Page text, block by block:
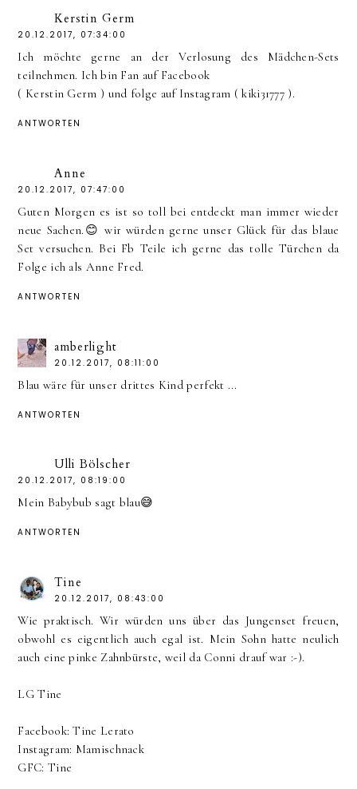
Kerstin Germ
20.12.2017, 07:34:00
Ich möchte gerne an der Verlosung des Mädchen-Sets
teilnehmen. Ich bin Fan auf Facebook
( Kerstin Germ ) und folge auf Instagram ( kiki31777 ).
ANTWORTEN
Anne
20.12.2017, 07:47:00
Guten Morgen es ist so toll bei entdeckt man immer wieder
neue Sachen.😊 wir würden gerne unser Glück für das blaue
Set versuchen. Bei Fb Teile ich gerne das tolle Türchen da
Folge ich als Anne Fred.
ANTWORTEN
amberlight
20.12.2017, 08:11:00
Blau wäre für unser drittes Kind perfekt ...
ANTWORTEN
Ulli Bölscher
20.12.2017, 08:19:00
Mein Babybub sagt blau😅
ANTWORTEN
Tine
20.12.2017, 08:43:00
Wie praktisch. Wir würden uns über das Jungenset freuen,
obwohl es eigentlich auch egal ist. Mein Sohn hatte neulich
auch eine pinke Zahnbürste, weil da Conni drauf war :-).
LG Tine
Facebook: Tine Lerato
Instagram: Mamischnack
GFC: Tine